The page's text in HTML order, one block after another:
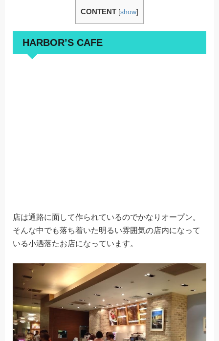
CONTENT [show]
HARBOR’S CAFE
店は通路に面して作られているのでかなりオープン。
そんな中でも落ち着いた明るい雰囲気の店内になって
いる小洒落たお店になっています。